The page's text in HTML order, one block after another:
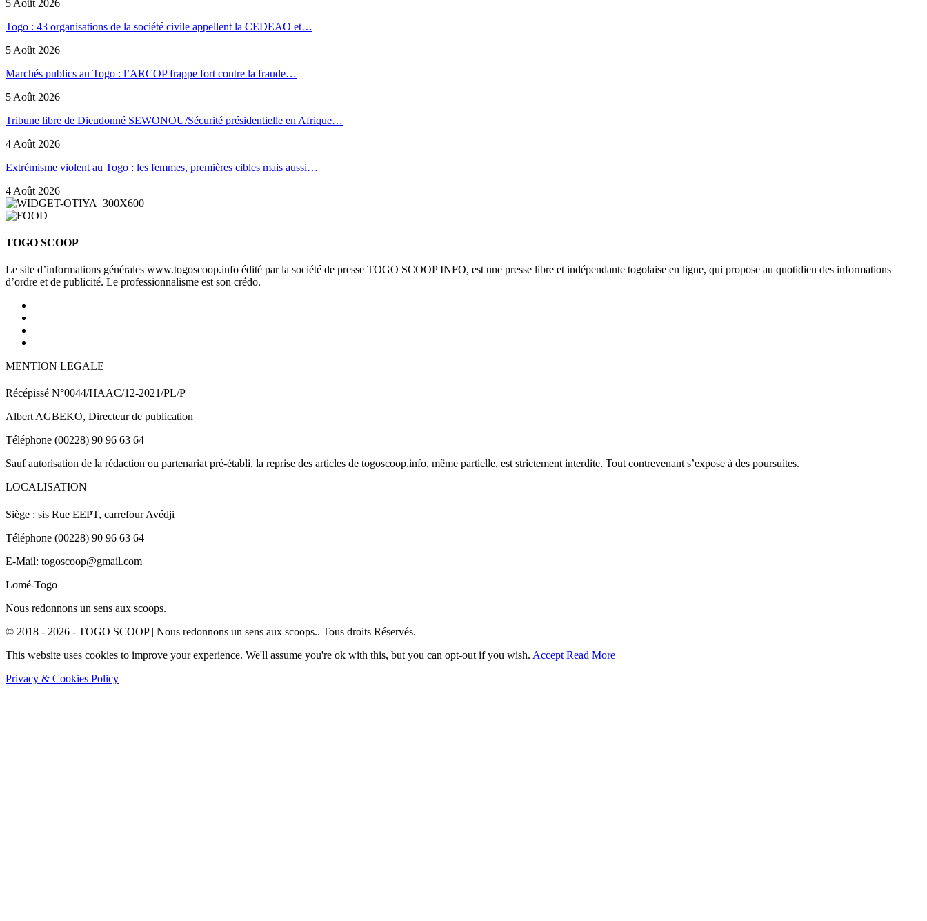
5 Août 2026
Togo : 43 organisations de la société civile appellent la CEDEAO et…
5 Août 2026
Marchés publics au Togo : l’ARCOP frappe fort contre la fraude…
5 Août 2026
Tribune libre de Dieudonné SEWONOU/Sécurité présidentielle en Afrique…
4 Août 2026
Extrémisme violent au Togo : les femmes, premières cibles mais aussi…
4 Août 2026
TOGO SCOOP
Le site d’informations générales www.togoscoop.info édité par la société de presse TOGO SCOOP INFO, est une presse libre et indépendante togolaise en ligne, qui propose au quotidien des informations
d’ordre et de publicité. Le professionnalisme est son crédo.
MENTION LEGALE
Récépissé N°0044/HAAC/12-2021/PL/P
Albert AGBEKO, Directeur de publication
Téléphone (00228) 90 96 63 64
Sauf autorisation de la rédaction ou partenariat pré-établi, la reprise des articles de togoscoop.info, même partielle, est strictement interdite. Tout contrevenant s’expose à des poursuites.
LOCALISATION
Siège : sis Rue EEPT, carrefour Avédji
Téléphone (00228) 90 96 63 64
E-Mail: togoscoop@gmail.com
Lomé-Togo
Nous redonnons un sens aux scoops.
© 2018 - 2026 - TOGO SCOOP | Nous redonnons un sens aux scoops.. Tous droits Réservés.
This website uses cookies to improve your experience. We'll assume you're ok with this, but you can opt-out if you wish. Accept Read More
Privacy & Cookies Policy